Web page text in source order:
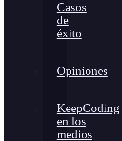
Casos
de
éxito
Opiniones
KeepCoding
en los
medios